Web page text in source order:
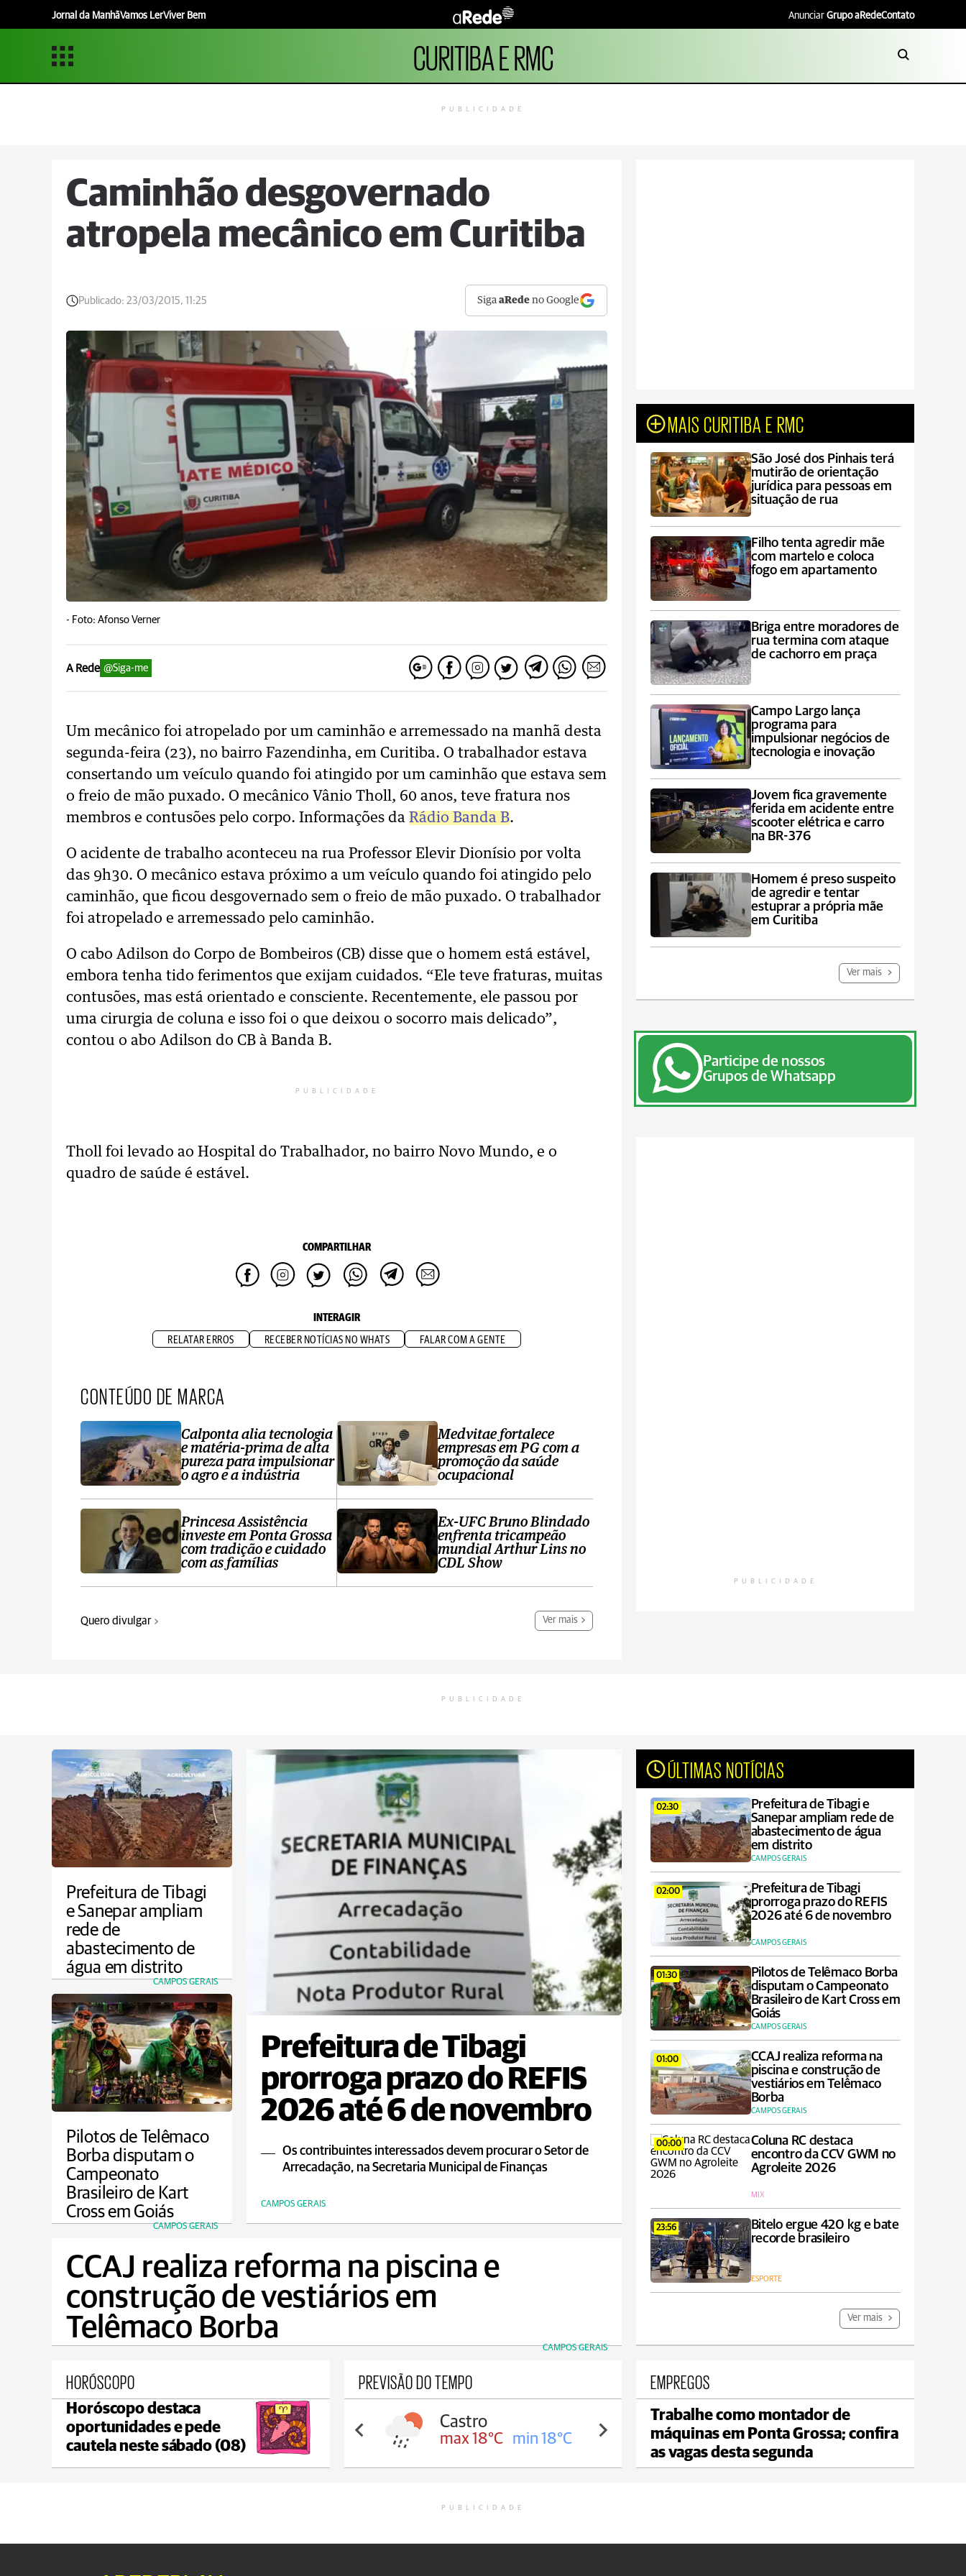
Jornal da ManhãVamos LerViver Bem Anunciar Grupo aRedeContato
CURITIBA E RMC
PUBLICIDADE
Caminhão desgovernado
atropela mecânico em Curitiba
Publicado: 23/03/2015, 11:25 SigaaRede no Google
- Foto: Afonso Verner
A Rede @Siga-me
Um mecânico foi atropelado por um caminhão e arremessado na manhã desta
segunda-feira (23), no bairro Fazendinha, em Curitiba. O trabalhador estava
consertando um veículo quando foi atingido por um caminhão que estava sem
o freio de mão puxado. O mecânico Vânio Tholl, 60 anos, teve fratura nos
membros e contusões pelo corpo. Informações da Rádio Banda B.
O acidente de trabalho aconteceu na rua Professor Elevir Dionísio por volta
das 9h30. O mecânico estava próximo a um veículo quando foi atingido pelo
caminhão, que ficou desgovernado sem o freio de mão puxado. O trabalhador
foi atropelado e arremessado pelo caminhão.
O cabo Adilson do Corpo de Bombeiros (CB) disse que o homem está estável,
embora tenha tido ferimentos que exijam cuidados. “Ele teve fraturas, muitas
contusões, mas está orientado e consciente. Recentemente, ele passou por
uma cirurgia de coluna e isso foi o que deixou o socorro mais delicado”,
contou o abo Adilson do CB à Banda B.
PUBLICIDADE
Tholl foi levado ao Hospital do Trabalhador, no bairro Novo Mundo, e o
quadro de saúde é estável.
COMPARTILHAR
INTERAGIR
RELATAR ERROS RECEBER NOTÍCIAS NO WHATS FALAR COM A GENTE
CONTEÚDO DE MARCA
Calponta alia tecnologia
e matéria-prima de alta
pureza para impulsionar
o agro e a indústria
Princesa Assistência
investe em Ponta Grossa
com tradição e cuidado
com as famílias
Medvitae fortalece
empresas em PG com a
promoção da saúde
ocupacional
Ex-UFC Bruno Blindado
enfrenta tricampeão
mundial Arthur Lins no
CDL Show
Quero divulgar Ver mais
MAIS CURITIBA E RMC
São José dos Pinhais terá
mutirão de orientação
jurídica para pessoas em
situação de rua
Filho tenta agredir mãe
com martelo e coloca
fogo em apartamento
Briga entre moradores de
rua termina com ataque
de cachorro em praça
Campo Largo lança
programa para
impulsionar negócios de
tecnologia e inovação
Jovem fica gravemente
ferida em acidente entre
scooter elétrica e carro
na BR-376
Homem é preso suspeito
de agredir e tentar
estuprar a própria mãe
em Curitiba
Ver mais
Participe de nossos
Grupos de Whatsapp
PUBLICIDADE
PUBLICIDADE
Prefeitura de Tibagi
e Sanepar ampliam
rede de
abastecimento de
água em distrito
CAMPOS GERAIS
Prefeitura de Tibagi
prorroga prazo do REFIS
2026 até 6 de novembro
Os contribuintes interessados devem procurar o Setor de
Arrecadação, na Secretaria Municipal de Finanças
CAMPOS GERAIS
ÚLTIMAS NOTÍCIAS
02:30
Prefeitura de Tibagi e
Sanepar ampliam rede de
abastecimento de água
em distrito
CAMPOS GERAIS
02:00
Prefeitura de Tibagi
prorroga prazo do REFIS
2026 até 6 de novembro
CAMPOS GERAIS
01:30
Pilotos de Telêmaco Borba
disputam o Campeonato
Brasileiro de Kart Cross em
Goiás
CAMPOS GERAIS
01:00
CCAJ realiza reforma na
piscina e construção de
vestiários em Telêmaco
Borba
CAMPOS GERAIS
00:00
Coluna RC destaca
encontro da CCV GWM no
Agroleite 2026
MIX
23:56
Bitelo ergue 420 kg e bate
recorde brasileiro
ESPORTE
Ver mais
Pilotos de Telêmaco
Borba disputam o
Campeonato
Brasileiro de Kart
Cross em Goiás
CAMPOS GERAIS
CCAJ realiza reforma na piscina e
construção de vestiários em
Telêmaco Borba
CAMPOS GERAIS
HORÓSCOPO
Horóscopo destaca
oportunidades e pede
cautela neste sábado (08)
PREVISÃO DO TEMPO
Ponta Grossa
max 17°C min 17°C
Castro
max 18°C min 18°C
Carambeí
max 18°C min 17°C
EMPREGOS
Trabalhe como montador de
máquinas em Ponta Grossa; confira
as vagas desta segunda
PUBLICIDADE